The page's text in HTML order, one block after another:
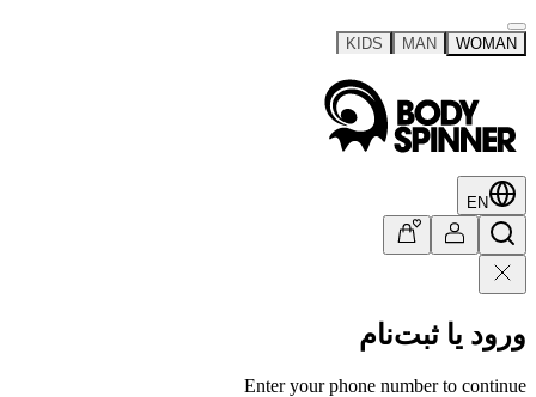
WOMAN
MAN
KIDS
EN
ورود یا ثبت‌نام
Enter your phone number to continue